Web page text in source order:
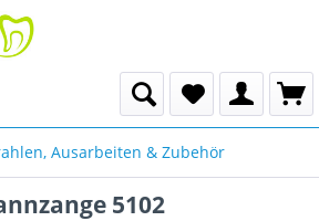
Ausarbeiten & Zubehör
5102